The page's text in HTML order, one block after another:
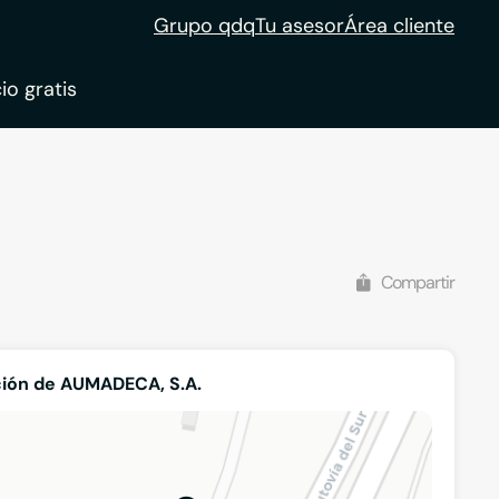
Grupo qdqTu asesorÁrea cliente
gratis
Compartir
de AUMADECA, S.A.